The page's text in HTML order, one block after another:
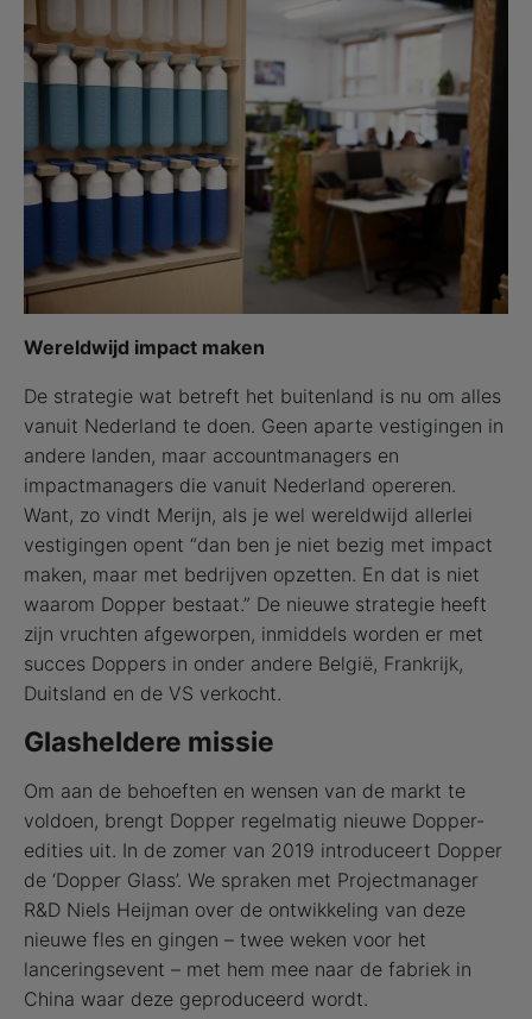
Wereldwijd impact maken
De strategie wat betreft het buitenland is nu om alles
vanuit Nederland te doen. Geen aparte vestigingen in
andere landen, maar accountmanagers en
impactmanagers die vanuit Nederland opereren.
Want, zo vindt Merijn, als je wel wereldwijd allerlei
vestigingen opent “dan ben je niet bezig met impact
maken, maar met bedrijven opzetten. En dat is niet
waarom Dopper bestaat.” De nieuwe strategie heeft
zijn vruchten afgeworpen, inmiddels worden er met
succes Doppers in onder andere België, Frankrijk,
Duitsland en de VS verkocht.
Glasheldere missie
Om aan de behoeften en wensen van de markt te
voldoen, brengt Dopper regelmatig nieuwe Dopper-
edities uit. In de zomer van 2019 introduceert Dopper
de ‘Dopper Glass’. We spraken met Projectmanager
R&D Niels Heijman over de ontwikkeling van deze
nieuwe fles en gingen – twee weken voor het
lanceringsevent – met hem mee naar de fabriek in
China waar deze geproduceerd wordt.